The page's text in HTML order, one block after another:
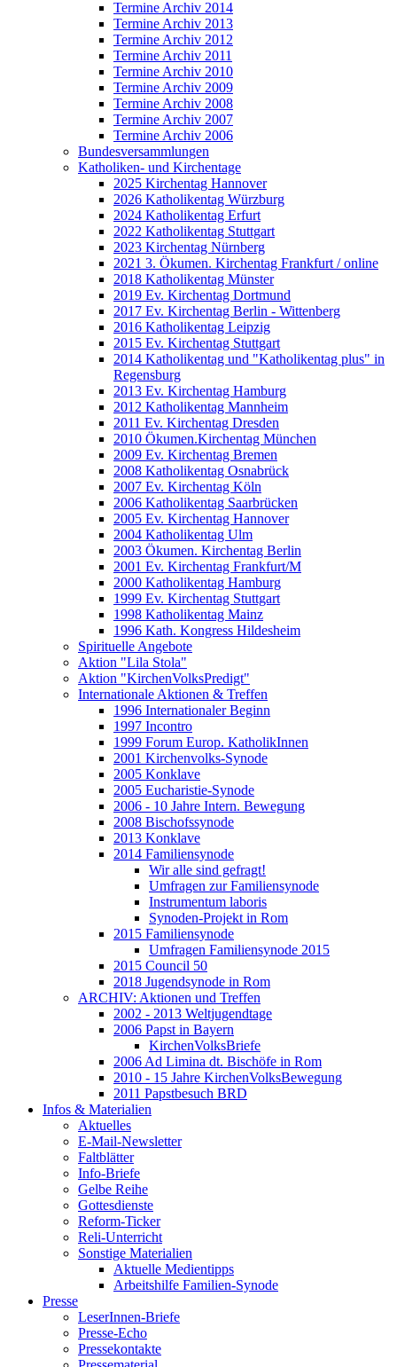
Termine Archiv 2014
Termine Archiv 2013
Termine Archiv 2012
Termine Archiv 2011
Termine Archiv 2010
Termine Archiv 2009
Termine Archiv 2008
Termine Archiv 2007
Termine Archiv 2006
Bundesversammlungen
Katholiken- und Kirchentage
2025 Kirchentag Hannover
2026 Katholikentag Würzburg
2024 Katholikentag Erfurt
2022 Katholikentag Stuttgart
2023 Kirchentag Nürnberg
2021 3. Ökumen. Kirchentag Frankfurt / online
2018 Katholikentag Münster
2019 Ev. Kirchentag Dortmund
2017 Ev. Kirchentag Berlin - Wittenberg
2016 Katholikentag Leipzig
2015 Ev. Kirchentag Stuttgart
2014 Katholikentag und "Katholikentag plus" in
Regensburg
2013 Ev. Kirchentag Hamburg
2012 Katholikentag Mannheim
2011 Ev. Kirchentag Dresden
2010 Ökumen.Kirchentag München
2009 Ev. Kirchentag Bremen
2008 Katholikentag Osnabrück
2007 Ev. Kirchentag Köln
2006 Katholikentag Saarbrücken
2005 Ev. Kirchentag Hannover
2004 Katholikentag Ulm
2003 Ökumen. Kirchentag Berlin
2001 Ev. Kirchentag Frankfurt/M
2000 Katholikentag Hamburg
1999 Ev. Kirchentag Stuttgart
1998 Katholikentag Mainz
1996 Kath. Kongress Hildesheim
Spirituelle Angebote
Aktion "Lila Stola"
Aktion "KirchenVolksPredigt"
Internationale Aktionen & Treffen
1996 Internationaler Beginn
1997 Incontro
1999 Forum Europ. KatholikInnen
2001 Kirchenvolks-Synode
2005 Konklave
2005 Eucharistie-Synode
2006 - 10 Jahre Intern. Bewegung
2008 Bischofssynode
2013 Konklave
2014 Familiensynode
Wir alle sind gefragt!
Umfragen zur Familiensynode
Instrumentum laboris
Synoden-Projekt in Rom
2015 Familiensynode
Umfragen Familiensynode 2015
2015 Council 50
2018 Jugendsynode in Rom
ARCHIV: Aktionen und Treffen
2002 - 2013 Weltjugendtage
2006 Papst in Bayern
KirchenVolksBriefe
2006 Ad Limina dt. Bischöfe in Rom
2010 - 15 Jahre KirchenVolksBewegung
2011 Papstbesuch BRD
Infos & Materialien
Aktuelles
E-Mail-Newsletter
Faltblätter
Info-Briefe
Gelbe Reihe
Gottesdienste
Reform-Ticker
Reli-Unterricht
Sonstige Materialien
Aktuelle Medientipps
Arbeitshilfe Familien-Synode
Presse
LeserInnen-Briefe
Presse-Echo
Pressekontakte